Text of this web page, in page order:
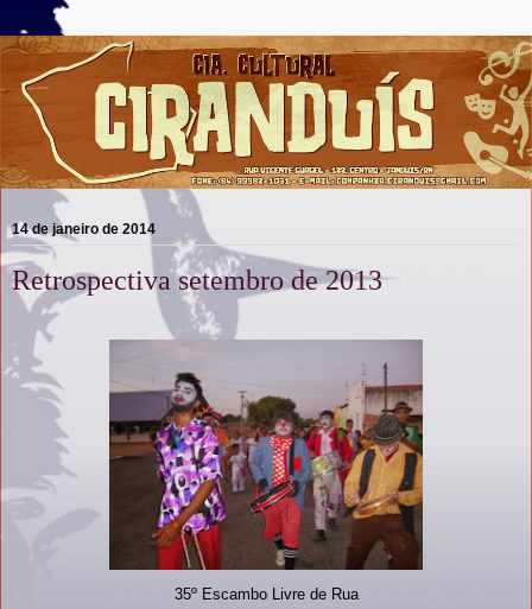
14 de janeiro de 2014
Retrospectiva setembro de 2013
35º Escambo Livre de Rua